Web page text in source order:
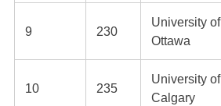
9 230
University of
Ottawa
10 235
University of
Calgary